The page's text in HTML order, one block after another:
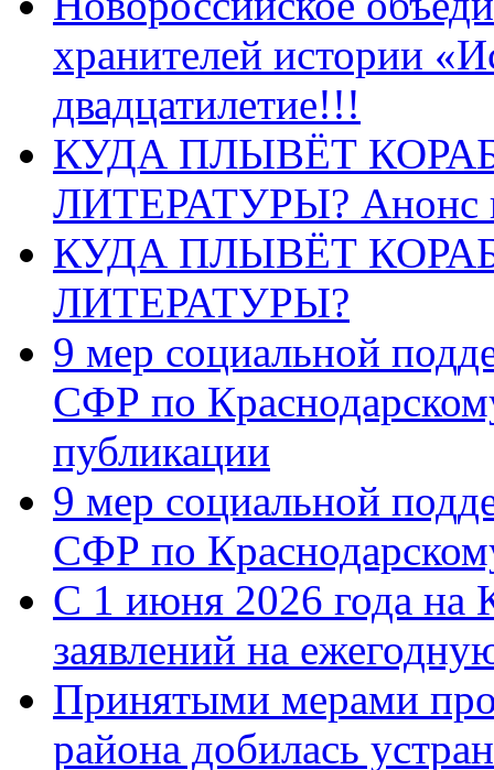
хранителей истории
двадцатилетие!!!
КУДА ПЛЫВЁТ
ЛИТЕРАТУРЫ? Анонс
КУДА ПЛЫВЁТ
ЛИТЕРАТУРЫ?
9 мер социальной
СФР по
публикации
9 мер социальной
СФР по
С 1 июня 2026 года на
заявлений на
Принятыми мерами
района добилась